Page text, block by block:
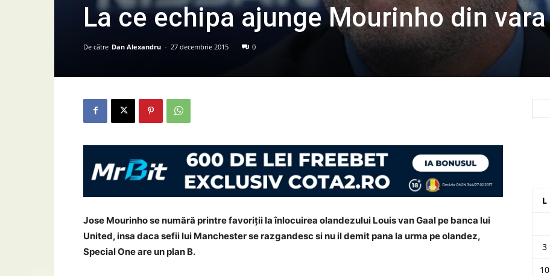
La ce echipa ajunge Mourinho din vara
De către Dan Alexandru - 27 decembrie 2015 0
Jose Mourinho se numără printre favoriţii la înlocuirea olandezului Louis van Gaal pe banca lui
United, insa daca sefii lui Manchester se razgandesc si nu il demit pana la urma pe olandez,
Special One are un plan B.
L
3
10